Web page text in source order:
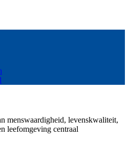
menswaardigheid, levenskwaliteit,
leefomgeving centraal